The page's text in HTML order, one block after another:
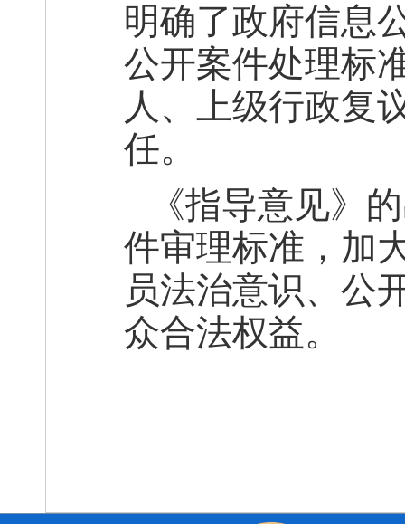
明确了政府信息
公开案件处理标
人、上级行政复
任。
《指导意见》
件审理标准，加
员法治意识、公
众合法权益。